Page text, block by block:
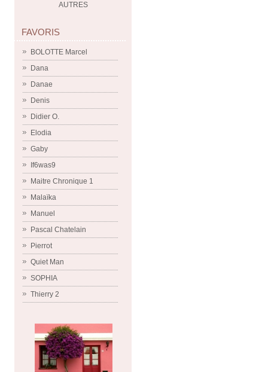
AUTRES
FAVORIS
BOLOTTE Marcel
Dana
Danae
Denis
Didier O.
Elodia
Gaby
If6was9
Maitre Chronique 1
Malaïka
Manuel
Pascal Chatelain
Pierrot
Quiet Man
SOPHIA
Thierry 2